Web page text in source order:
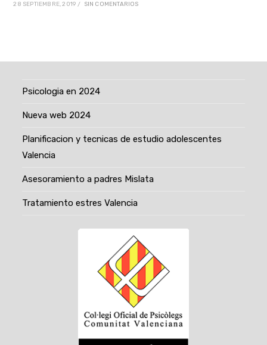
28 SEPTIEMBRE, 2019 / SIN COMENTARIOS
Psicologia en 2024
Nueva web 2024
Planificacion y tecnicas de estudio adolescentes
Valencia
Asesoramiento a padres Mislata
Tratamiento estres Valencia